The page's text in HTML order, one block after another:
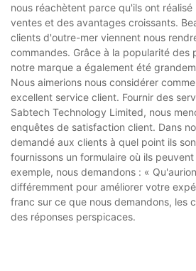
nous réachètent parce qu'ils ont
ventes et des avantages croissants.
clients d'outre-mer viennent nous
commandes. Grâce à la popularité des
notre marque a également été
Nous aimerions nous considérer
excellent service client. Fournir des
Sabtech Technology Limited, nous
enquêtes de satisfaction client. Dans
demandé aux clients à quel point ils
fournissons un formulaire où ils
exemple, nous demandons : «
différemment pour améliorer votre
franc sur ce que nous demandons, les
des réponses perspicaces.